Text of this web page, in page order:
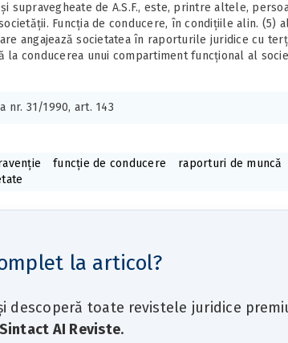
de A.S.F., este, printre altele,
Funcția de conducere, în condițiile alin. (5)
angajează societatea în raporturile juridice cu
la conducerea unui compartiment funcțional al
nr. 31/1990, art. 143
funcție de conducere
raporturi de muncă
la articol?
descoperă toate revistele juridice
AI Reviste.